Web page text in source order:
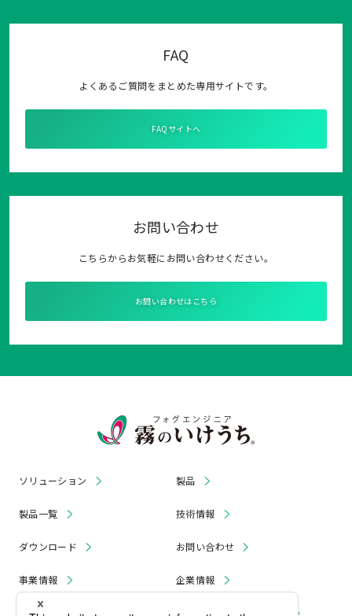
FAQ
よくあるご質問をまとめた専用サイトです。
FAQサイトへ
お問い合わせ
こちらからお気軽にお問い合わせください。
お問い合わせはこちら
ソリューション 製品
製品一覧 技術情報
ダウンロード お問い合わせ
事業情報 企業情報
お知らせ リコール・無償修理 情報